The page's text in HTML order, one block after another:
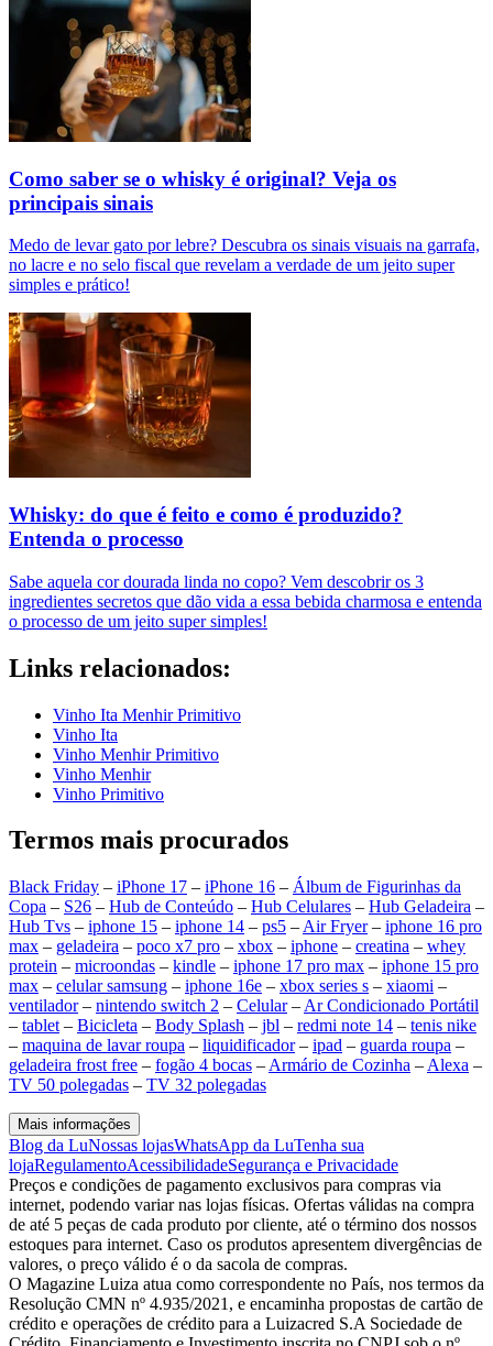
Como saber se o whisky é original? Veja os
principais sinais
Medo de levar gato por lebre? Descubra os sinais visuais na garrafa,
no lacre e no selo fiscal que revelam a verdade de um jeito super
simples e prático!
Whisky: do que é feito e como é produzido?
Entenda o processo
Sabe aquela cor dourada linda no copo? Vem descobrir os 3
ingredientes secretos que dão vida a essa bebida charmosa e entenda
o processo de um jeito super simples!
Links relacionados:
Vinho Ita Menhir Primitivo
Vinho Ita
Vinho Menhir Primitivo
Vinho Menhir
Vinho Primitivo
Termos mais procurados
Black Friday – iPhone 17 – iPhone 16 – Álbum de Figurinhas da
Copa – S26 – Hub de Conteúdo – Hub Celulares – Hub Geladeira –
Hub Tvs – iphone 15 – iphone 14 – ps5 – Air Fryer– iphone 16 pro
max – geladeira – poco x7 pro – xbox – iphone – creatina – whey
protein – microondas – kindle – iphone 17 pro max – iphone 15 pro
max – celular samsung – iphone 16e – xbox series s – xiaomi –
ventilador– nintendo switch 2 – Celular– Ar Condicionado Portátil
– tablet – Bicicleta – Body Splash – jbl – redmi note 14 – tenis nike
– maquina de lavar roupa – liquidificador– ipad – guarda roupa –
geladeira frost free – fogão 4 bocas – Armário de Cozinha – Alexa –
TV 50 polegadas – TV 32 polegadas
Mais informações
Blog da LuNossas lojasWhatsApp da LuTenha sua
lojaRegulamentoAcessibilidadeSegurança e Privacidade
Preços e condições de pagamento exclusivos para compras via
internet, podendo variar nas lojas físicas. Ofertas válidas na compra
de até 5 peças de cada produto por cliente, até o término dos nossos
estoques para internet. Caso os produtos apresentem divergências de
valores, o preço válido é o da sacola de compras.
O Magazine Luiza atua como correspondente no País, nos termos da
Resolução CMN nº 4.935/2021, e encaminha propostas de cartão de
crédito e operações de crédito para a Luizacred S.A Sociedade de